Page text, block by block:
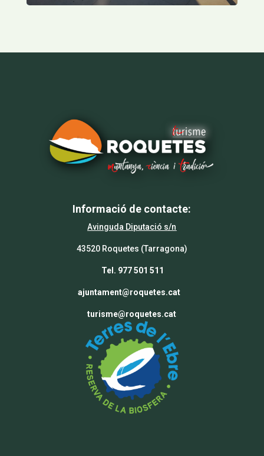
Informació de contacte:
Avinguda Diputació s/n
43520 Roquetes (Tarragona)
Tel. 977 501 511
ajuntament@roquetes.cat
turisme@roquetes.cat